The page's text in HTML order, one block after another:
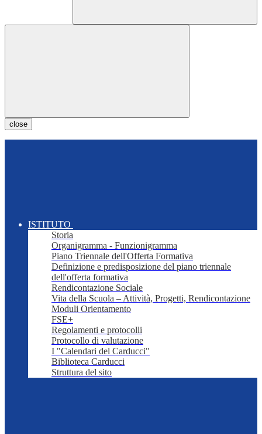
close
ISTITUTO
Storia
Organigramma - Funzionigramma
Piano Triennale dell'Offerta Formativa
Definizione e predisposizione del piano triennale
dell'offerta formativa
Rendicontazione Sociale
Vita della Scuola – Attività, Progetti, Rendicontazione
Moduli Orientamento
FSE+
Regolamenti e protocolli
Protocollo di valutazione
I "Calendari del Carducci"
Biblioteca Carducci
Struttura del sito